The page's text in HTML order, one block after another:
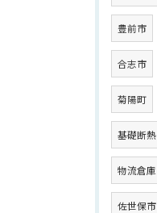
豊前市
合志市
菊陽町
基礎断熱
物流倉庫
佐世保市